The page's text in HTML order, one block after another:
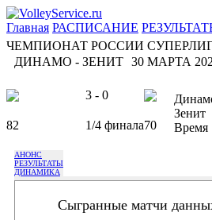
Главная РАСПИСАНИЕ
ЧЕМПИОНАТ РОССИИ
ДИНАМО - ЗЕНИТ 30 МАРТА
3 - 0
82 1/4 финала70
Зенит
Время
АНОНС
РЕЗУЛЬТАТЫ
ДИНАМИКА
Сыгранные матчи